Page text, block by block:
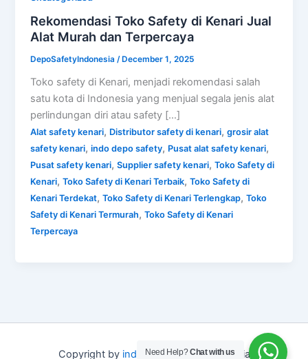
Rekomendasi Toko Safety di Kenari Jual
Alat Murah dan Terpercaya
DepoSafetyIndonesia/ December 1, 2025
Toko safety di Kenari, menjadi rekomendasi salah
satu kota di Indonesia yang menjual segala jenis alat
perlindungan diri atau safety […]
Alat safety kenari, Distributor safety di kenari,grosir alat
safety kenari,indo depo safety, Pusat alat safety kenari,
Pusat safety kenari,Supplier safety kenari,Toko Safety di
Kenari,Toko Safety di Kenari Terbaik,Toko Safety di
Kenari Terdekat,Toko Safety di Kenari Terlengkap,Toko
Safety di Kenari Termurah,Toko Safety di Kenari
Terpercaya
Copyright by indo depo safetyIndonesia
Need Help?Chat with us